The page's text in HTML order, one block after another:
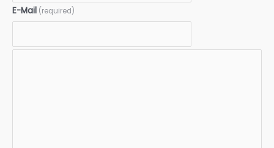
E-Mail (required)